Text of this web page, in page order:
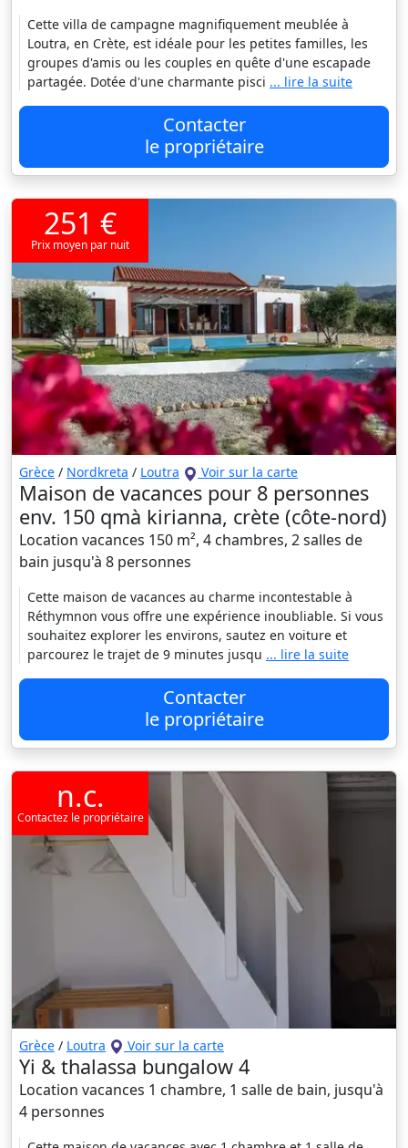
Cette villa de campagne magnifiquement meublée à
Loutra, en Crète, est idéale pour les petites familles, les
groupes d'amis ou les couples en quête d'une escapade
partagée. Dotée d'une charmante pisci ... lire la suite
Contacter
le propriétaire
251 €
Prix moyen par nuit
Grèce / Nordkreta / Loutra Voir sur la carte
Maison de vacances pour 8 personnes
env. 150 qmà kirianna, crète (côte-nord)
Location vacances 150 m², 4 chambres, 2 salles de
bain jusqu'à 8 personnes
Cette maison de vacances au charme incontestable à
Réthymnon vous offre une expérience inoubliable. Si vous
souhaitez explorer les environs, sautez en voiture et
parcourez le trajet de 9 minutes jusqu ... lire la suite
Contacter
le propriétaire
n.c.
Contactez le propriétaire
Grèce / Loutra Voir sur la carte
Yi & thalassa bungalow 4
Location vacances 1 chambre, 1 salle de bain, jusqu'à
4 personnes